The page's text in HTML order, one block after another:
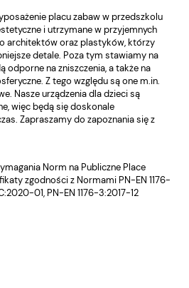
placu zabaw w przedszkolu
i utrzymane w przyjemnych
architektów oraz plastyków, którzy
detale. Poza tym stawiamy na
odporne na zniszczenia, a także na
Z tego względu są one m.in.
Nasze urządzenia dla dzieci są
więc będą się doskonale
Zapraszamy do zapoznania się z
Norm na Publiczne Place
zgodności z Normami PN-EN 1176-
01, PN-EN 1176-3:2017-12